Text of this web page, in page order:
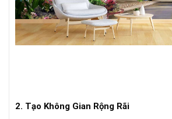
2. Tạo Không Gian Rộng Rãi